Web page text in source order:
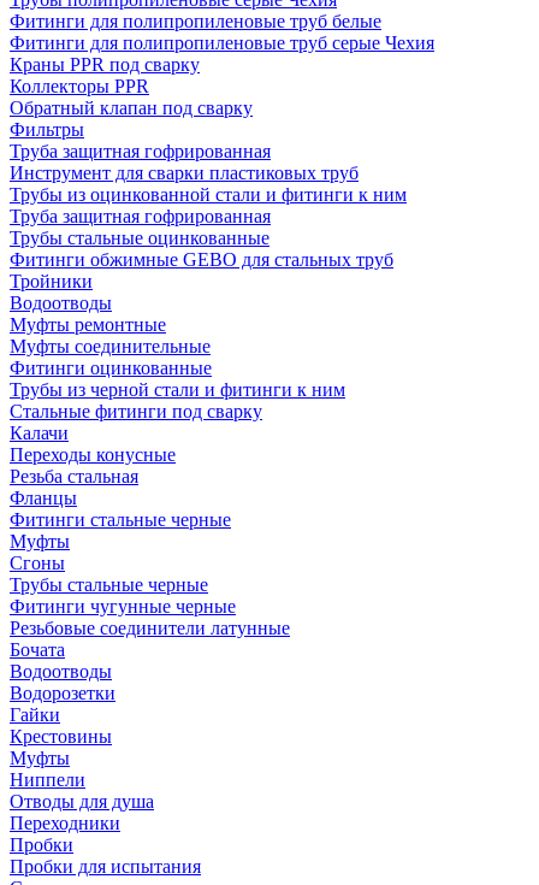
Фитинги для полипропиленовые труб белые
Фитинги для полипропиленовые труб серые Чехия
Краны PPR под сварку
Коллекторы PPR
Обратный клапан под сварку
Фильтры
Труба защитная гофрированная
Инструмент для сварки пластиковых труб
Трубы из оцинкованной стали и фитинги к ним
Труба защитная гофрированная
Трубы стальные оцинкованные
Фитинги обжимные GEBO для стальных труб
Тройники
Водоотводы
Муфты ремонтные
Муфты соединительные
Фитинги оцинкованные
Трубы из черной стали и фитинги к ним
Стальные фитинги под сварку
Калачи
Переходы конусные
Резьба стальная
Фланцы
Фитинги стальные черные
Муфты
Сгоны
Трубы стальные черные
Фитинги чугунные черные
Резьбовые соединители латунные
Бочата
Водоотводы
Водорозетки
Гайки
Крестовины
Муфты
Ниппели
Отводы для душа
Переходники
Пробки
Пробки для испытания